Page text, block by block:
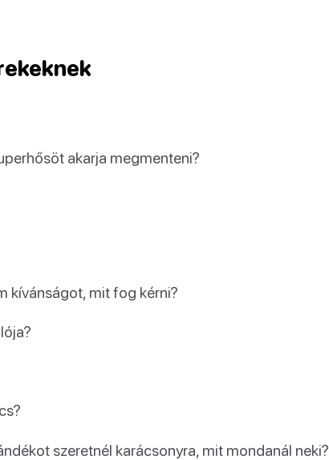
akarja megmenteni?
kívánságot, mit fog kérni?
szeretnél karácsonyra, mit mondanál neki?